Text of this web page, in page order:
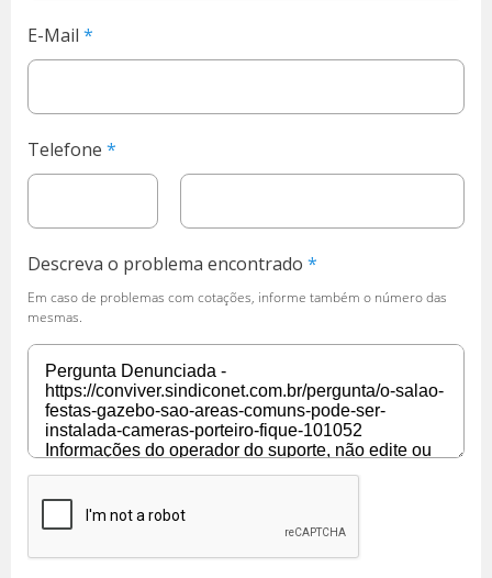
E-Mail
Telefone
Descreva o problema encontrado
Em caso de problemas com cotações, informe também o número das
mesmas.